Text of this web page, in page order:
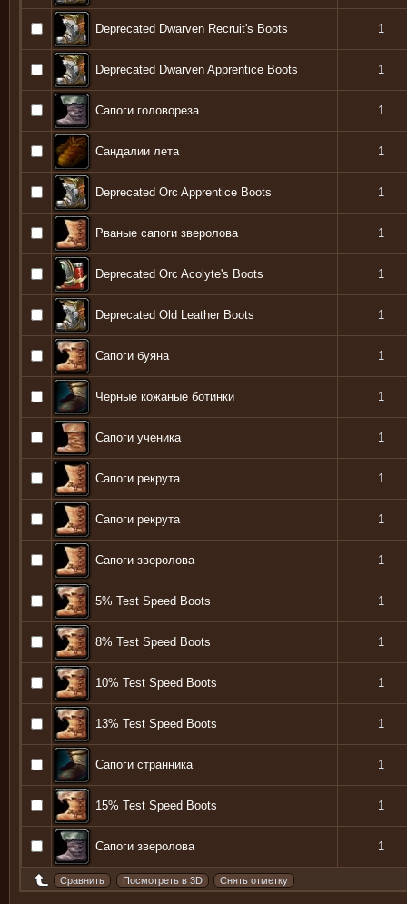
Deprecated Dwarven Recruit's Boots 1
Deprecated Dwarven Apprentice Boots 1
Сапоги головореза 1
Сандалии лета 1
Deprecated Orc Apprentice Boots 1
Рваные сапоги зверолова 1
Deprecated Orc Acolyte's Boots 1
Deprecated Old Leather Boots 1
Сапоги буяна 1
Черные кожаные ботинки 1
Сапоги ученика 1
Сапоги рекрута 1
Сапоги рекрута 1
Сапоги зверолова 1
5% Test Speed Boots 1
8% Test Speed Boots 1
10% Test Speed Boots 1
13% Test Speed Boots 1
Сапоги странника 1
15% Test Speed Boots 1
Сапоги зверолова 1